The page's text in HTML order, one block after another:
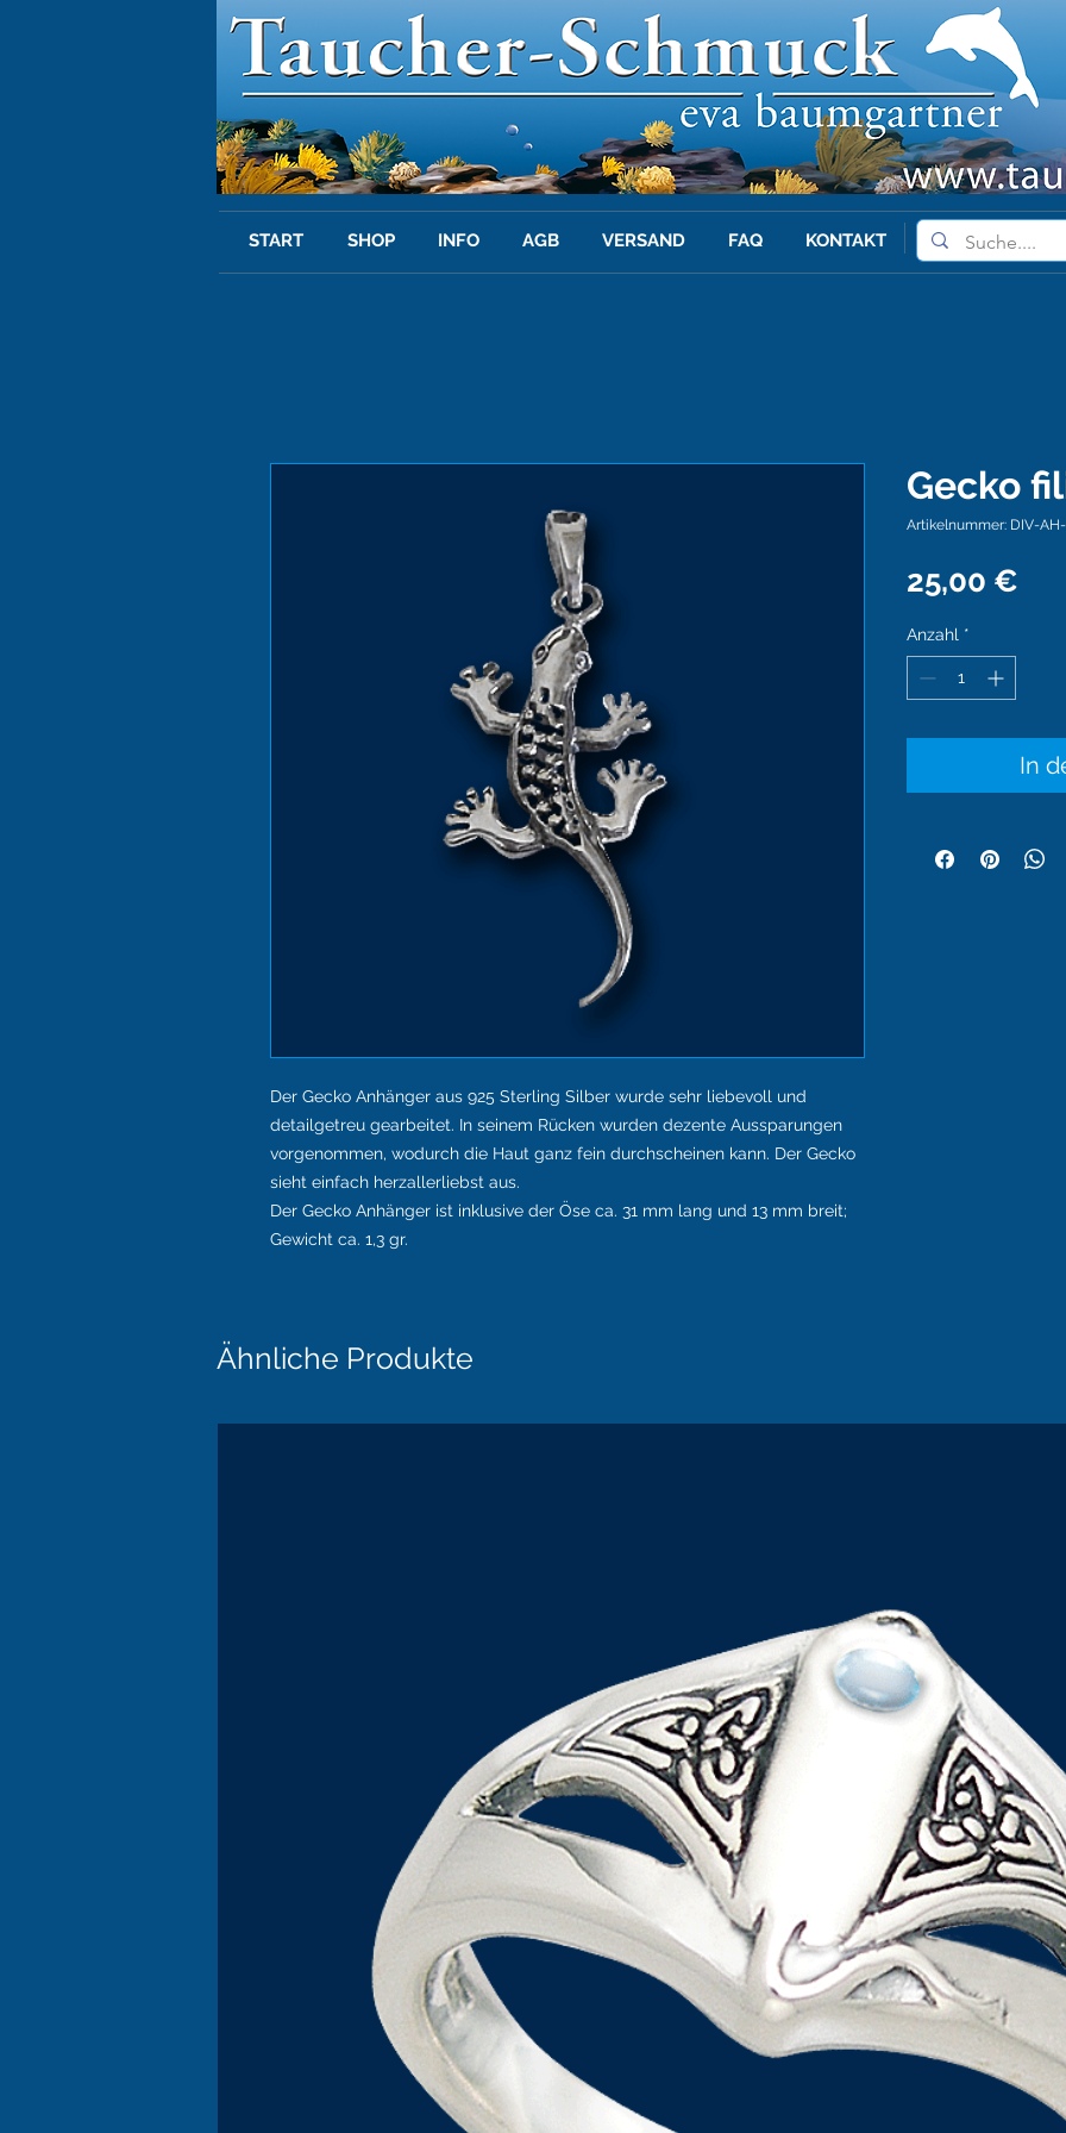
START SHOP INFO AGB VERSAND FAQ KONTAKT
Der Gecko Anhänger aus 925 Sterling Silber wurde sehr liebevoll und
detailgetreu gearbeitet. In seinem Rücken wurden dezente Aussparungen
vorgenommen, wodurch die Haut ganz fein durchscheinen kann. Der Gecko
sieht einfach herzallerliebst aus.
Der Gecko Anhänger ist inklusive der Öse ca. 31 mm lang und 13 mm breit;
Gewicht ca. 1,3 gr.
Gecko
Artikelnummer: DIV-
25,00 €
Anzahl *
In
Ähnliche Produkte